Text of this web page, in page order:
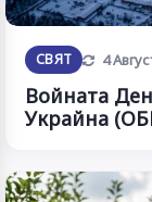
СВЯТ 4
Войната
Украйна